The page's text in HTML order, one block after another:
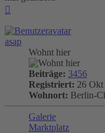
asap
Wohnt hier
Beiträge: 3456
Registriert: 26
Wohnort: Berlin-
Galerie
Marktplatz